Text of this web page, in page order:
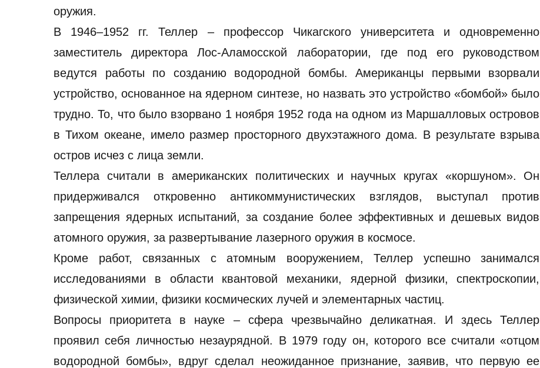
оружия.
В 1946–1952 гг. Теллер – профессор Чикагского университета и одновременно
заместитель директора Лос-Аламосской лаборатории, где под его руководством
ведутся работы по созданию водородной бомбы. Американцы первыми взорвали
устройство, основанное на ядерном синтезе, но назвать это устройство «бомбой» было
трудно. То, что было взорвано 1 ноября 1952 года на одном из Маршалловых островов
в Тихом океане, имело размер просторного двухэтажного дома. В результате взрыва
остров исчез с лица земли.
Теллера считали в американских политических и научных кругах «коршуном». Он
придерживался откровенно антикоммунистических взглядов, выступал против
запрещения ядерных испытаний, за создание более эффективных и дешевых видов
атомного оружия, за развертывание лазерного оружия в космосе.
Кроме работ, связанных с атомным вооружением, Теллер успешно занимался
исследованиями в области квантовой механики, ядерной физики, спектроскопии,
физической химии, физики космических лучей и элементарных частиц.
Вопросы приоритета в науке – сфера чрезвычайно деликатная. И здесь Теллер
проявил себя личностью незаурядной. В 1979 году он, которого все считали «отцом
водородной бомбы», вдруг сделал неожиданное признание, заявив, что первую ее